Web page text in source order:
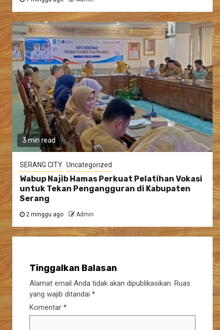
3 min read
SERANG CITY Uncategorized
Wabup Najib Hamas Perkuat Pelatihan Vokasi
untuk Tekan Pengangguran di Kabupaten
Serang
2 minggu ago Admin
Tinggalkan Balasan
Alamat email Anda tidak akan dipublikasikan. Ruas
yang wajib ditandai *
Komentar *